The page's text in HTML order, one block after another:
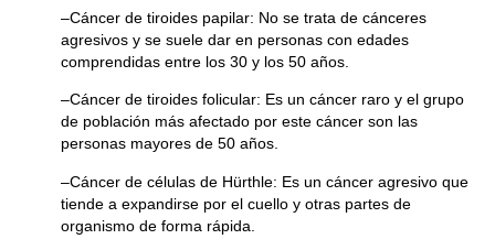
–Cáncer de tiroides papilar: No se trata de cánceres
agresivos y se suele dar en personas con edades
comprendidas entre los 30 y los 50 años.
–Cáncer de tiroides folicular: Es un cáncer raro y el grupo
de población más afectado por este cáncer son las
personas mayores de 50 años.
–Cáncer de células de Hürthle: Es un cáncer agresivo que
tiende a expandirse por el cuello y otras partes de
organismo de forma rápida.